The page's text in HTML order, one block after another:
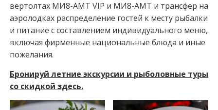
вертолтах МИ8-АМТ VIP и МИ8-АМТ и трансфер на
аэролодках распределение гостей к месту рыбалки
и питание с составлением индивидуального меню,
включая фирменные национальные блюда и иные
пожелания.⁣⁣
Бронируй летние экскурсии и рыболовные туры
со скидкой здесь.